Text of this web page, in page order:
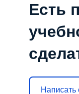
Есть
Написать